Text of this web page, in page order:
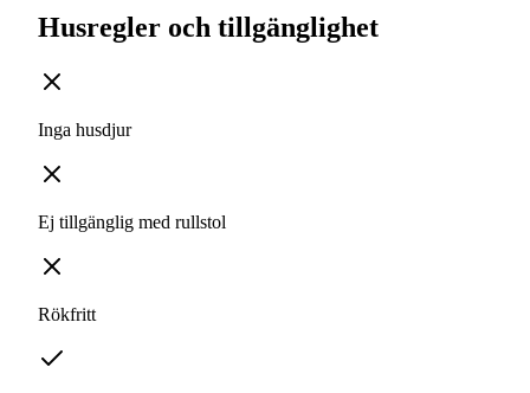
Husregler och tillgänglighet
Inga husdjur
Ej tillgänglig med rullstol
Rökfritt